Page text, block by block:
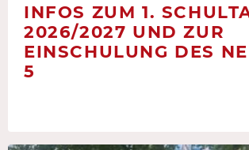
INFOS ZUM 1.
2026/2027 UND ZUR
EINSCHULUNG DES
5